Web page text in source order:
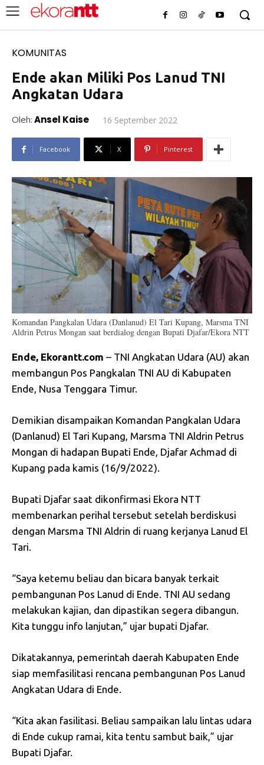
KOMUNITAS
Ende akan Miliki Pos Lanud TNI
Angkatan Udara
Oleh: Ansel Kaise 16 September 2022
Facebook X Pinterest
Komandan Pangkalan Udara (Danlanud) El Tari Kupang, Marsma TNI
Aldrin Petrus Mongan saat berdialog dengan Bupati Djafar/Ekora NTT
Ende, Ekorantt.com – TNI Angkatan Udara (AU) akan
membangun Pos Pangkalan TNI AU di Kabupaten
Ende, Nusa Tenggara Timur.
Demikian disampaikan Komandan Pangkalan Udara
(Danlanud) El Tari Kupang, Marsma TNI Aldrin Petrus
Mongan di hadapan Bupati Ende, Djafar Achmad di
Kupang pada kamis (16/9/2022).
Bupati Djafar saat dikonfirmasi Ekora NTT
membenarkan perihal tersebut setelah berdiskusi
dengan Marsma TNI Aldrin di ruang kerjanya Lanud El
Tari.
“Saya ketemu beliau dan bicara banyak terkait
pembangunan Pos Lanud di Ende. TNI AU sedang
melakukan kajian, dan dipastikan segera dibangun.
Kita tunggu info lanjutan,” ujar bupati Djafar.
Dikatakannya, pemerintah daerah Kabupaten Ende
siap memfasilitasi rencana pembangunan Pos Lanud
Angkatan Udara di Ende.
“Kita akan fasilitasi. Beliau sampaikan lalu lintas udara
di Ende cukup ramai, kita tentu sambut baik,” ujar
Bupati Djafar.